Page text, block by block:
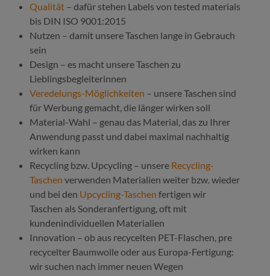
Qualität – dafür stehen Labels von tested materials
bis DIN ISO 9001:2015
Nutzen – damit unsere Taschen lange in Gebrauch
sein
Design – es macht unsere Taschen zu
Lieblingsbegleiterinnen
Veredelungs-Möglichkeiten – unsere Taschen sind
für Werbung gemacht, die länger wirken soll
Material-Wahl – genau das Material, das zu Ihrer
Anwendung passt und dabei maximal nachhaltig
wirken kann
Recycling bzw. Upcycling – unsere Recycling-
Taschen verwenden Materialien weiter bzw. wieder
und bei den Upcycling-Taschen fertigen wir
Taschen als Sonderanfertigung, oft mit
kundenindividuellen Materialien
Innovation – ob aus recycelten PET-Flaschen, pre
recycelter Baumwolle oder aus Europa-Fertigung:
wir suchen nach immer neuen Wegen